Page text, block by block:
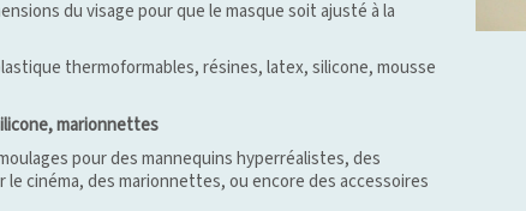
du visage pour que le masque soit ajusté à la
thermoformables, résines, latex, silicone, mousse
marionnettes
pour des mannequins hyperréalistes, des
cinéma, des marionnettes, ou encore des accessoires